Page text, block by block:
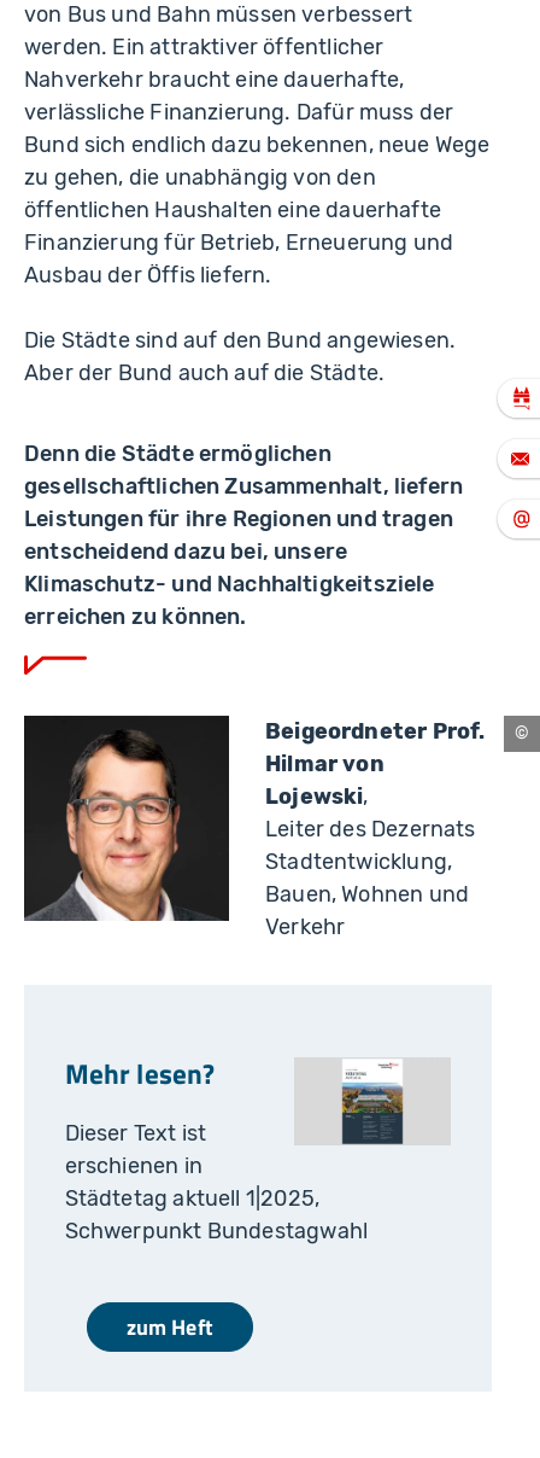
von Bus und Bahn müssen verbessert
werden. Ein attraktiver öffentlicher
Nahverkehr braucht eine dauerhafte,
verlässliche Finanzierung. Dafür muss der
Bund sich endlich dazu bekennen, neue Wege
zu gehen, die unabhängig von den
öffentlichen Haushalten eine dauerhafte
Finanzierung für Betrieb, Erneuerung und
Ausbau der Öffis liefern.
Die Städte sind auf den Bund angewiesen.
Aber der Bund auch auf die Städte.
Denn die Städte ermöglichen
gesellschaftlichen Zusammenhalt, liefern
Leistungen für ihre Regionen und tragen
entscheidend dazu bei, unsere
Klimaschutz- und Nachhaltigkeitsziele
erreichen zu können.
Beigeordneter Prof.
Hilmar von
Lojewski,
Leiter des Dezernats
Stadtentwicklung,
Bauen, Wohnen und
Verkehr
Mehr lesen?
Dieser Text ist
erschienen in
Städtetag aktuell 1|2025,
Schwerpunkt Bundestagwahl
zum Heft